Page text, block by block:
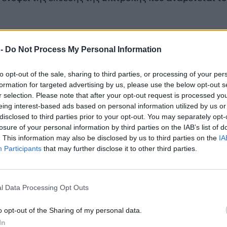
Do Not Process My Personal Information
opt-out of the sale, sharing to third parties, or processing of your
for targeted advertising by us, please use the below opt-out
selection. Please note that after your opt-out request is processed
interest-based ads based on personal information utilized by us
to third parties prior to your opt-out. You may separately
of your personal information by third parties on the IAB’s list of
This information may also be disclosed by us to third parties on the
Participants that may further disclose it to other third parties.
Data Processing Opt Outs
opt-out of the Sharing of my personal data.
με σκοπό να ενισχυθεί το οπλοστάσιο της
είναι «πολλά υποσχόμενη». Σημείωσε ότι η
νομική οδό» και θα πρέπει να γίνουν τα επόμενα
ότι δεν είναι βέβαιος αν θα υπάρξει σήμερα
τη βεβαιότητα ότι θα γίνει σύντομα.
στη Μέση Ανατολή και στη Λωρίδα της Γάζας, ο
τηνανάγκη παύσης των εχθροπραξιών,
πρόσβαση της ανθρωπιστικής βοήθειας. Τόνισε ότι
βοήθειας στη Γάζα και στην
χερσαία επίθεση στη Ράφα, κάτι το οποίο θα ήταν